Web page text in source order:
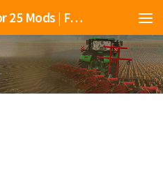
Landwirtschafts Simulator 25 Mods | Farming Simulator 25 Mods | FS25 Mods